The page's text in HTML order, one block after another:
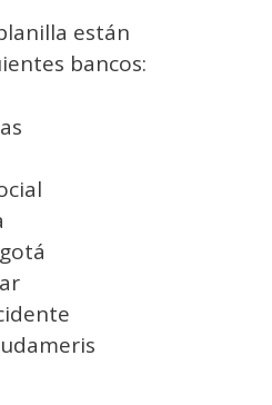
están
bancos: